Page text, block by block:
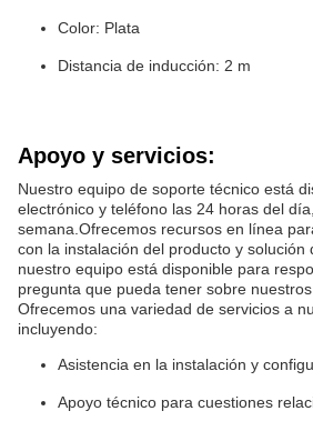
Color: Plata
Distancia de inducción: 2 m
Apoyo y servicios:
Nuestro equipo de soporte técnico está
electrónico y teléfono las 24 horas del
semana.Ofrecemos recursos en línea
con la instalación del producto y solución
nuestro equipo está disponible para
pregunta que pueda tener sobre nuestros
Ofrecemos una variedad de servicios a
incluyendo:
Asistencia en la instalación y
Apoyo técnico para cuestiones